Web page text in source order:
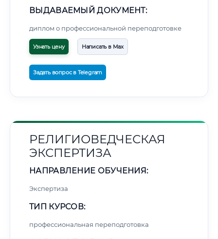
ВЫДАВАЕМЫЙ ДОКУМЕНТ:
диплом о профессиональной переподготовке
Узнать цену Написать в Max
Задать вопрос в Telegram
РЕЛИГИОВЕДЧЕСКАЯ
ЭКСПЕРТИЗА
НАПРАВЛЕНИЕ ОБУЧЕНИЯ:
Экспертиза
ТИП КУРСОВ:
профессиональная переподготовка